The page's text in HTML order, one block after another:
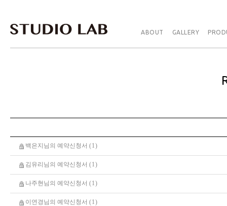
ABOUT GALLERY
백은지님의 예약신청서 (1)
김유리님의 예약신청서 (1)
나주현님의 예약신청서 (1)
이연경님의 예약신청서 (1)